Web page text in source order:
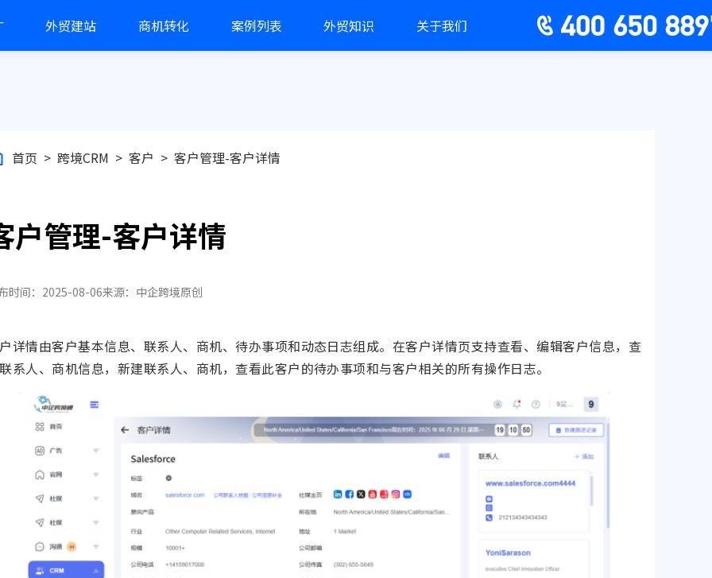
外贸建站 商机转化 案例列表 外贸知识 关于我们
首页 > 跨境CRM > 客户 > 客户管理-客户详情
户管理-客户详情
时间：2025-08-06来源：中企跨境原创
详情由客户基本信息、联系人、商机、待办事项和动态日志组成。在客户详情页支持查看、编辑客户信息，查
系人、商机信息，新建联系人、商机，查看此客户的待办事项和与客户相关的所有操作日志。